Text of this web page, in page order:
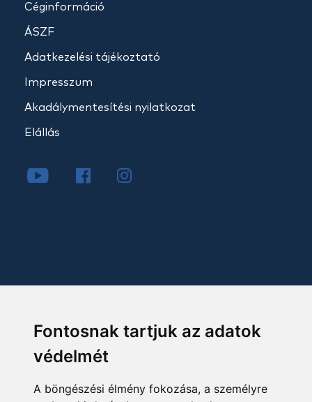
Fontosnak tartjuk az adatok
védelmét
A böngészési élmény fokozása, a személyre
Céginformáció
ÁSZF
Adatkezelési tájékoztató
Impresszum
Akadálymentesítési nyilatkozat
Elállás